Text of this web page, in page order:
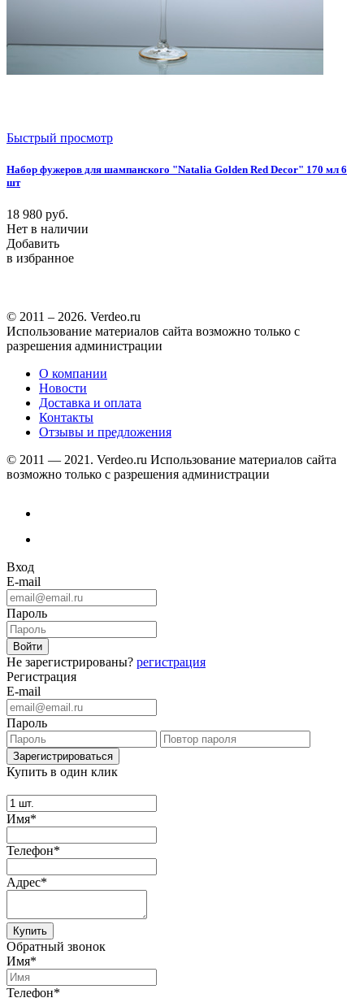
Быстрый просмотр
Набор фужеров для шампанского "Natalia Golden Red Decor" 170 мл 6
шт
18 980 руб.
Нет в наличии
Добавить
в избранное
© 2011 – 2026. Verdeo.ru
Использование материалов сайта возможно только с
разрешения администрации
О компании
Новости
Доставка и оплата
Контакты
Отзывы и предложения
© 2011 — 2021. Verdeo.ru Использование материалов сайта
возможно только с разрешения администрации
Вход
E-mail
Пароль
Не зарегистрированы? регистрация
Регистрация
E-mail
Пароль
Купить в один клик
Имя*
Телефон*
Адрес*
Купить
Обратный звонок
Имя*
Телефон*